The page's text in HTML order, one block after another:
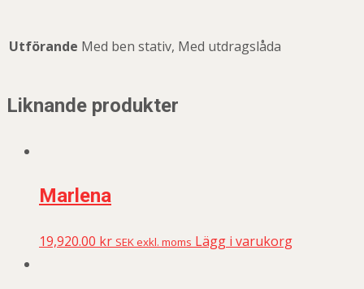
Utförande Med ben stativ, Med utdragslåda
Liknande produkter
Marlena
19,920.00 kr SEK exkl. moms Lägg i varukorg